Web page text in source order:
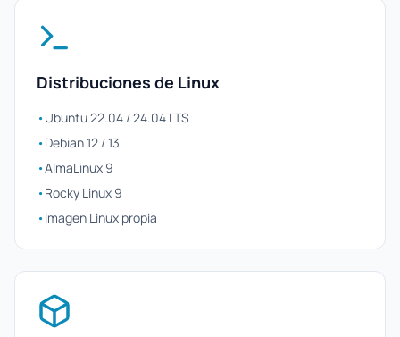
Distribuciones de Linux
•Ubuntu 22.04 / 24.04 LTS
•Debian 12 / 13
•AlmaLinux 9
•Rocky Linux 9
•Imagen Linux propia